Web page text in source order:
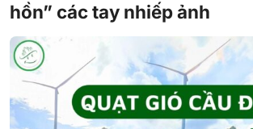
hồn” các tay nhiếp ảnh